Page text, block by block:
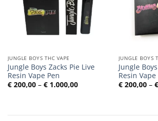
JUNGLE BOYS THC VAPE
Jungle Boys Zacks Pie Live
Resin Vape Pen
€200,00 – €1.000,00Preisspanne:
JUNGLE BOYS
Jungle
Resin Vape
€200,00 – €